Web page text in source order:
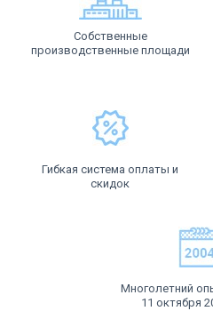
Собственные
производственные площади
Гибкая система оплаты и
скидок
Многолетний
11 октября